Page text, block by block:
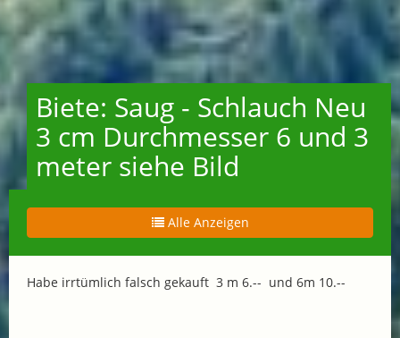
Biete: Saug - Schlauch Neu
3 cm Durchmesser 6 und 3
meter siehe Bild
Alle Anzeigen
Habe irrtümlich falsch gekauft 3 m 6.-- und 6m 10.--